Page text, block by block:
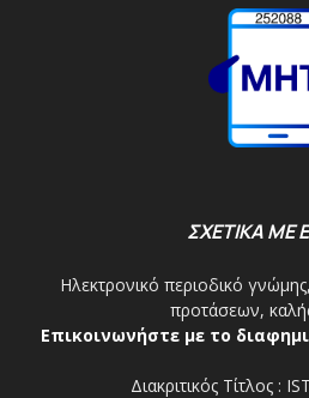
ΣΧΕΤΙΚΑ ΜΕ
Ηλεκτρονικό περιοδικό
προτάσεων,
Επικοινωνήστε με το
Διακριτικός Τίτλος :